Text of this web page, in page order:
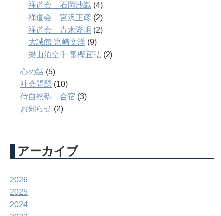
禅道会 石岡沙織 (4)
禅道会 宮沢正彦 (2)
禅道会 青木隆明 (2)
大誠館 宮崎文洋 (9)
梁山泊空手 富樫宜弘 (2)
心の話 (5)
社会問題 (10)
侍自然塾 合宿 (3)
お知らせ (2)
アーカイブ
2026
2025
2024